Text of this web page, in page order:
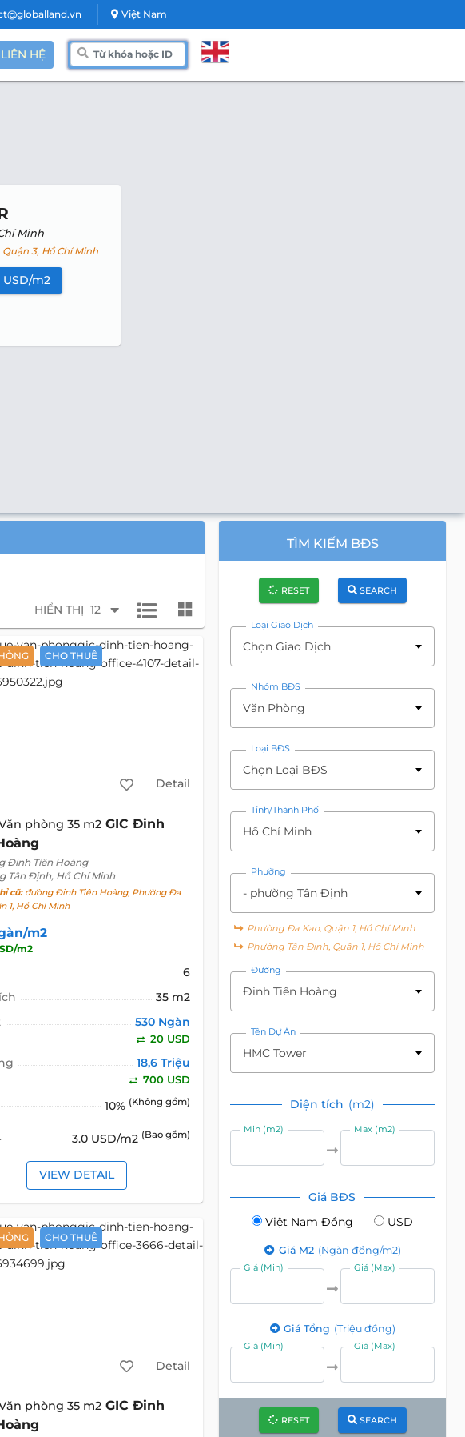
Việt Nam
LIÊN HỆ
Minh
3, Hồ Chí Minh
USD/m2
HIỂN THỊ 12
CHO THUÊ
Detail
phòng 35 m2 GIC Đinh
Đinh Tiên Hoàng
Tân Định, Hồ Chí Minh
cũ:đường Đinh Tiên Hoàng, Phường Đa
1, Hồ Chí Minh
m2
m2
6
35 m2
530 Ngàn
20 USD
18,6 Triệu
700 USD
10% (Không gồm)
3.0 USD/m2 (Bao gồm)
VIEW DETAIL
CHO THUÊ
Detail
phòng 35 m2 GIC Đinh
TÌM KIẾM BĐS
RESET SEARCH
Loại Giao Dịch
Chọn Giao Dịch
Nhóm BĐS
Văn Phòng
Loại BĐS
Chọn Loại BĐS
Tỉnh/Thành Phố
Hồ Chí Minh
Phường
- phường Tân Định
Phường Đa Kao, Quận 1, Hồ Chí Minh
Phường Tân Định, Quận 1, Hồ Chí Minh
Đường
Đinh Tiên Hoàng
Tên Dự Án
HMC Tower
Diện tích (m2)
Min (m2) Max (m2)
Giá BĐS
Việt Nam Đồng
USD
Giá M2 (Ngàn đồng/m2)
Giá (Min) Giá (Max)
Giá Tổng (Triệu đồng)
Giá (Min) Giá (Max)
RESET SEARCH